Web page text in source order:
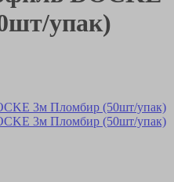
упак)